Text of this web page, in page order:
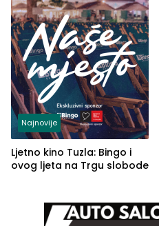
Najnovije
Ljetno kino Tuzla: Bingo i
ovog ljeta na Trgu slobode